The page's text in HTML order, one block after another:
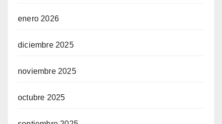
enero 2026
diciembre 2025
noviembre 2025
octubre 2025